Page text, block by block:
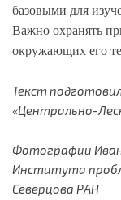
базовыми для
Важно охранять
окружающих его
Текст
«Центрально-
Фотографии
Института
Северцова РАН